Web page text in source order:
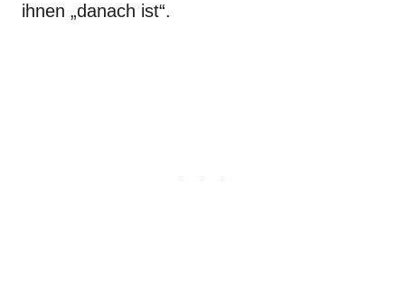
ihnen „danach ist“.